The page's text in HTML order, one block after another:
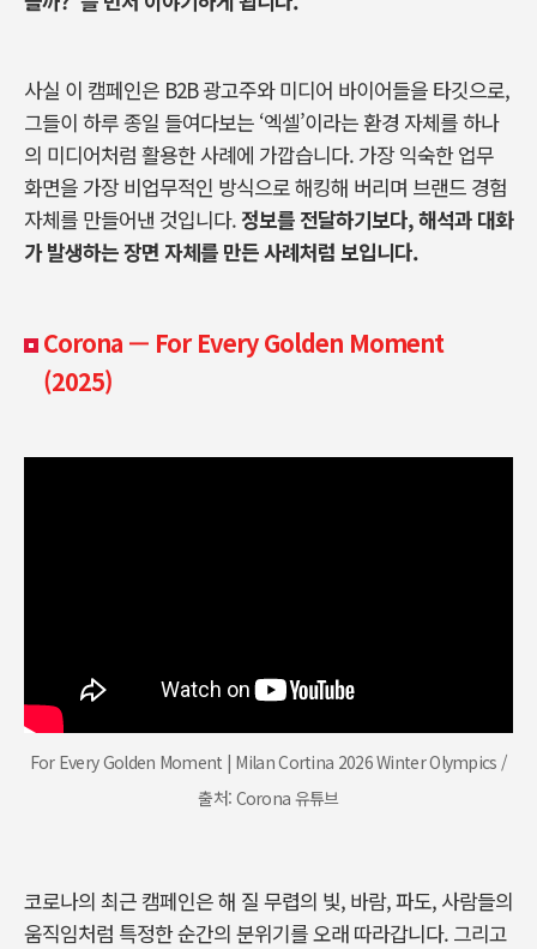
사실 이 캠페인은 B2B광고주와 미디어 바이어들을 타깃으로,
그들이 하루 종일 들여다보는 ‘엑셀’이라는 환경 자체를 하나
의 미디어처럼 활용한 사례에 가깝습니다. 가장 익숙한 업무
화면을 가장 비업무적인 방식으로 해킹해 버리며 브랜드 경험
자체를 만들어낸 것입니다. 정보를 전달하기보다,해석과 대화
가 발생하는 장면 자체를 만든 사례처럼 보입니다.
Corona — For Every Golden Moment
(2025)
For Every Golden Moment | Milan Cortina 2026 Winter Olympics /
출처: Corona 유튜브
코로나의 최근 캠페인은 해 질 무렵의 빛, 바람,파도, 사람들의
움직임처럼 특정한 순간의 분위기를 오래 따라갑니다. 그리고